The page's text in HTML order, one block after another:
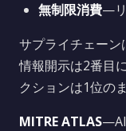
無制限消費—
サプライチェー
情報開示は2番目
クションは1位の
MITRE ATLAS—AI